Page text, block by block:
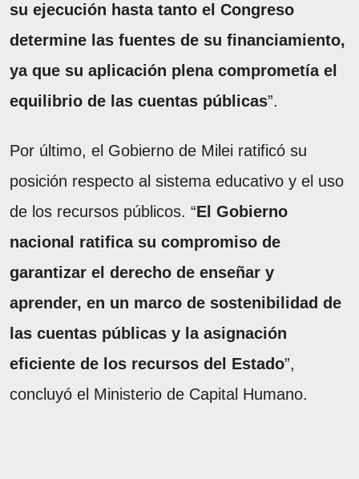
su ejecución hasta tanto el Congreso
determine las fuentes de su financiamiento,
ya que su aplicación plena comprometía el
equilibrio de las cuentas públicas”.
Por último, el Gobierno de Milei ratificó su
posición respecto al sistema educativo y el uso
de los recursos públicos. “El Gobierno
nacional ratifica su compromiso de
garantizar el derecho de enseñar y
aprender, en un marco de sostenibilidad de
las cuentas públicas y la asignación
eficiente de los recursos del Estado”,
concluyó el Ministerio de Capital Humano.